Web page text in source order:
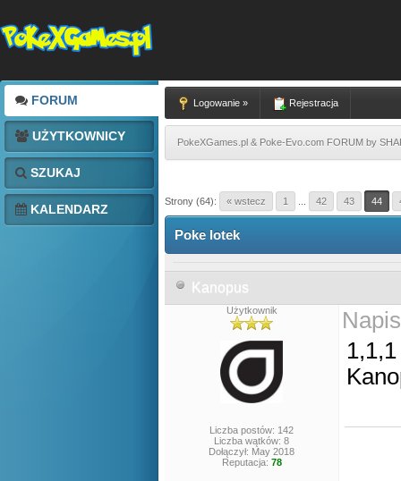
FORUM
UŻYTKOWNICY
SZUKAJ
KALENDARZ
Logowanie » Rejestracja
PokeXGames.pl & Poke-Evo.com FORUM by
Strony (64): « wstecz 1 42 43 44
Poke lotek
Kanopus
Użytkownik
Liczba postów: 142
Liczba wątków: 8
Dołączył: May 2018
Reputacja: 78
1,1,1